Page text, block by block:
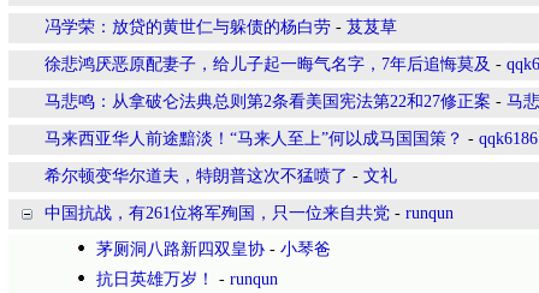
冯学荣：放贷的黄世仁与躲债的杨白劳 - 芨芨草
徐悲鸿厌恶原配妻子，给儿子起一晦气名字，7年后追悔莫及 -
马悲鸣：从拿破仑法典总则第2条看美国宪法第22和27修正案 - 马
马来西亚华人前途黯淡！“马来人至上”何以成马国国策？ - qqk6186
希尔顿变华尔道夫，特朗普这次不猛喷了 - 文礼
中国抗战，有261位将军殉国，只一位来自共党 - runqun
茅厕洞八路新四双皇协 - 小琴爸
抗日英雄万岁！
- runqun